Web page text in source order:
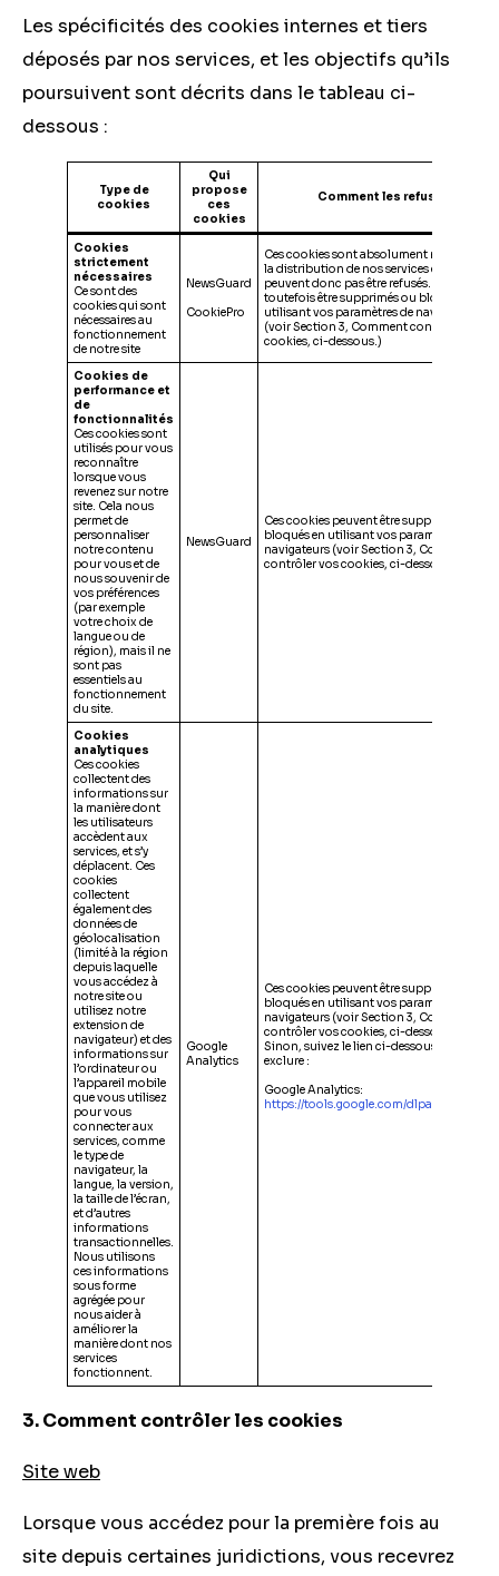
Les spécificités des cookies internes et tiers
déposés par nos services, et les objectifs qu’ils
poursuivent sont décrits dans le tableau ci-
dessous :
Type de
cookies
Qui
propose
ces
cookies
Comment les refuser
Cookies
strictement
nécessaires
Ce sont des
cookies qui sont
nécessaires au
fonctionnement
de notre site
NewsGuard
CookiePro
Ces cookies sont absolument nécessaires
la distribution de nos services et ne
peuvent donc pas être refusés. Ils peuvent
toutefois être supprimés ou bloqués en
utilisant vos paramètres de navigateurs.
(voir Section 3, Comment contrôler vos
cookies, ci-dessous.)
Cookies de
performance et
de
fonctionnalités
Ces cookies sont
utilisés pour vous
reconnaître
lorsque vous
revenez sur notre
site. Cela nous
permet de
personnaliser
notre contenu
pour vous et de
nous souvenir de
vos préférences
(par exemple
votre choix de
langue ou de
région), mais il ne
sont pas
essentiels au
fonctionnement
du site.
NewsGuard
Ces cookies peuvent être supprimés ou
bloqués en utilisant vos paramètres de
navigateurs (voir Section 3, Comment
contrôler vos cookies, ci-dessous)
Cookies
analytiques
Ces cookies
collectent des
informations sur
la manière dont
les utilisateurs
accèdent aux
services, et s’y
déplacent. Ces
cookies
collectent
également des
données de
géolocalisation
(limité à la région
depuis laquelle
vous accédez à
notre site ou
utilisez notre
extension de
navigateur) et des
informations sur
l’ordinateur ou
l’appareil mobile
que vous utilisez
pour vous
connecter aux
services, comme
le type de
navigateur, la
langue, la version,
la taille de l’écran,
et d’autres
informations
transactionnelles.
Nous utilisons
ces informations
sous forme
agrégée pour
nous aider à
améliorer la
manière dont nos
services
fonctionnent.
Google
Analytics
Ces cookies peuvent être supprimés ou
bloqués en utilisant vos paramètres de
navigateurs (voir Section 3, Comment
contrôler vos cookies, ci-dessous).
Sinon, suivez le lien ci-dessous pour vous
exclure :
Google Analytics:
https://tools.google.com/dlpage/
3. Comment contrôler les cookies
Site web
Lorsque vous accédez pour la première fois au
site depuis certaines juridictions, vous recevrez